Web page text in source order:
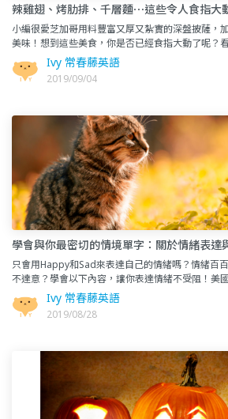
辣雞翅、烤肋排、千層麵⋯這些令人食指大
說？
小編很愛芝加哥用料豐富又厚又紮實的深盤披薩，
美味！想到這些美食，你是否已經食指大動了呢？
（American Food & Italian Food），包
Ivy 常春藤英語
2019/09/04
學會與你最密切的情境單字：關於情緒表達
只會用Happy和Sad來表達自己的情緒嗎？情緒百
不達意？學會以下內容，讓你表達情緒不受阻！美
n. 情緒joyful a. 歡樂的confus
Ivy 常春藤英語
2019/08/28